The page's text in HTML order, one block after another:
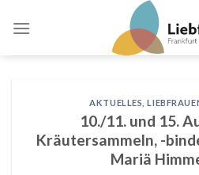
AKTUELLES ,
10./11. und 15.
Kräutersammeln, -
Mariä